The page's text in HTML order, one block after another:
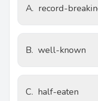
A. record-
B. well-known
C. half-eaten